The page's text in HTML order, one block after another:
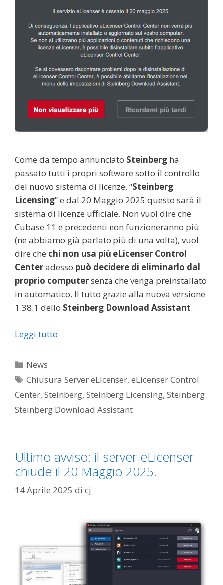
Come da tempo annunciato Steinberg ha
passato tutti i propri software sotto il controllo
del nuovo sistema di licenze, “Steinberg
Licensing” e dal 20 Maggio 2025 questo sarà il
sistema di licenze ufficiale. Non vuol dire che
Cubase 11 e precedenti non funzioneranno più
(ne abbiamo già parlato più di una volta), vuol
dire che chi non usa più eLicenser Control
Centeradesso può decidere di eliminarlo dal
proprio computersenza che venga preinstallato
in automatico. Il tutto grazie alla nuova versione
1.38.1 dello Steinberg Download Assistant.
Leggi tutto
Categorie
News
Tag
Chiusura Server eLIcenser,eLicenser Control
Center, Steinberg, Steinberg Licensing, Steinberg
Steinberg Download Assistant
Ultimo avviso: il server eLicenser
chiude il 20 Maggio 2025.
14 Aprile 2025 di cj